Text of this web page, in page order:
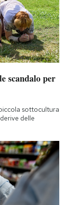
scandalo per
sottocultura
delle